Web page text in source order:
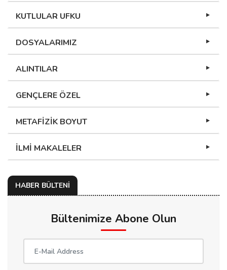
KUTLULAR UFKU
DOSYALARIMIZ
ALINTILAR
GENÇLERE ÖZEL
METAFİZİK BOYUT
İLMİ MAKALELER
HABER BÜLTENİ
Bültenimize Abone Olun